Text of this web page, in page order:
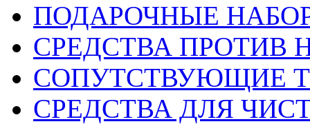
ПОДАРОЧНЫЕ
СРЕДСТВА ПРОТИВ
СОПУТСТВУЮЩИЕ
СРЕДСТВА ДЛЯ